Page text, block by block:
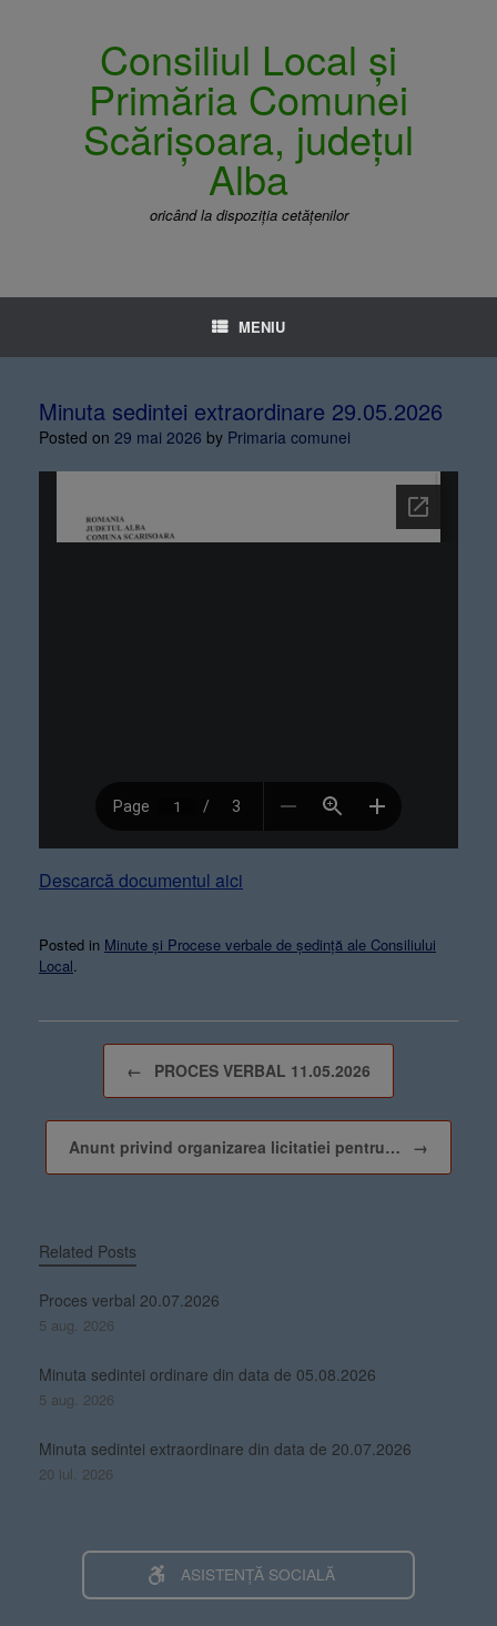
Consiliul Local și
Primăria Comunei
Scărișoara, județul
Alba
oricând la dispoziția cetățenilor
MENIU
Minuta sedintei extraordinare 29.05.2026
Posted on 29 mai 2026 by Primaria comunei
Descarcă documentul aici
Posted in Minute și Procese verbale de ședință ale Consiliului
Local.
← PROCES VERBAL 11.05.2026
Anunt privind organizarea licitatiei pentru… →
Related Posts
Proces verbal 20.07.2026
5 aug. 2026
Minuta sedintei ordinare din data de 05.08.2026
5 aug. 2026
Minuta sedintei extraordinare din data de 20.07.2026
20 iul. 2026
ASISTENȚĂ SOCIALĂ